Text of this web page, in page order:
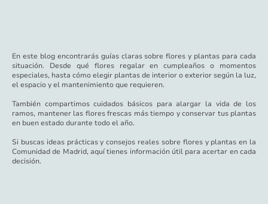
En este blog encontrarás guías claras sobre flores y plantas para cada
situación. Desde qué flores regalar en cumpleaños o momentos
especiales, hasta cómo elegir plantas de interior o exterior según la luz,
el espacio y el mantenimiento que requieren.
También compartimos cuidados básicos para alargar la vida de los
ramos, mantener las flores frescas más tiempo y conservar tus plantas
en buen estado durante todo el año.
Si buscas ideas prácticas y consejos reales sobre flores y plantas en la
Comunidad de Madrid, aquí tienes información útil para acertar en cada
decisión.